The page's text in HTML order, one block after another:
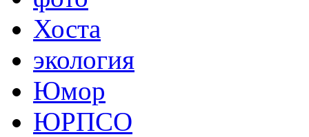
Хоста
экология
Юмор
ЮРПСО